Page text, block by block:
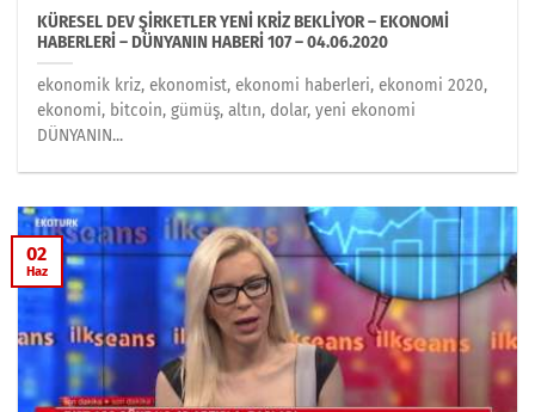
KÜRESEL DEV ŞİRKETLER YENİ KRİZ BEKLİYOR – EKONOMİ
HABERLERİ – DÜNYANIN HABERİ 107 – 04.06.2020
ekonomik kriz, ekonomist, ekonomi haberleri, ekonomi 2020,
ekonomi, bitcoin, gümüş, altın, dolar, yeni ekonomi
DÜNYANIN...
02
Haz